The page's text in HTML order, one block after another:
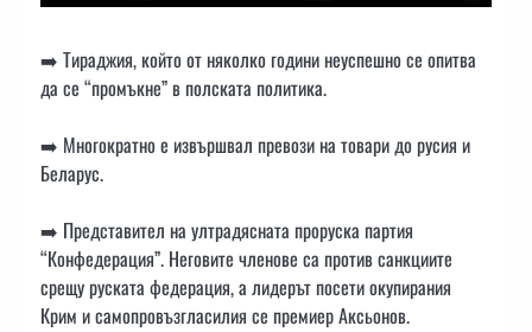
➡️ Тираджия, който от няколко години неуспешно се опитва
да се “промъкне” в полската политика.
➡️ Многократно е извършвал превози на товари до русия и
Беларус.
➡️ Представител на ултрадясната проруска партия
“Конфедерация”. Неговите членове са против санкциите
срещу руската федерация, а лидерът посети окупирания
Крим и самопровъзгласилия се премиер Аксьонов.